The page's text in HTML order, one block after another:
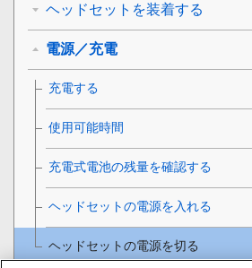
ヘッドセットを装着する
電源／充電
充電する
使用可能時間
充電式電池の残量を確認する
ヘッドセットの電源を入れる
ヘッドセットの電源を切る